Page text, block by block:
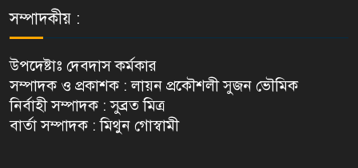
সম্পাদকীয় :
উপদেষ্টাঃ দেবদাস কর্মকার
সম্পাদক ও প্রকাশক : লায়ন প্রকৌশলী সুজন ভৌমিক
নির্বাহী সম্পাদক : সুব্রত মিত্র
বার্তা সম্পাদক : মিথুন গোস্বামী